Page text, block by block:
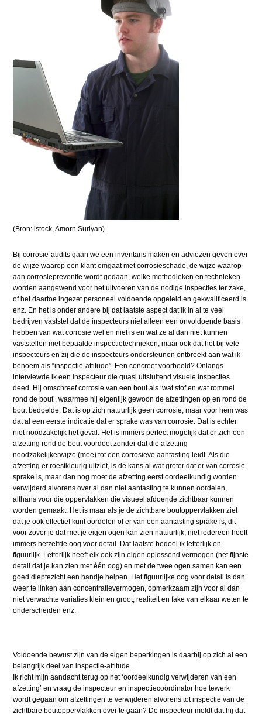
(Bron: istock, Amorn Suriyan)
Bij corrosie-audits gaan we een inventaris maken en adviezen geven over
de wijze waarop een klant omgaat met corrosieschade, de wijze waarop
aan corrosiepreventie wordt gedaan, welke methodieken en technieken
worden aangewend voor het uitvoeren van de nodige inspecties ter zake,
of het daartoe ingezet personeel voldoende opgeleid en gekwalificeerd is
enz. En het is onder andere bij dat laatste aspect dat ik in al te veel
bedrijven vaststel dat de inspecteurs niet alleen een onvoldoende basis
hebben van wat corrosie wel en niet is en wat ze al dan niet kunnen
vaststellen met bepaalde inspectietechnieken, maar ook dat het bij vele
inspecteurs en zij die de inspecteurs ondersteunen ontbreekt aan wat ik
benoem als “inspectie-attitude”. Een concreet voorbeeld? Onlangs
interviewde ik een inspecteur die quasi uitsluitend visuele inspecties
deed. Hij omschreef corrosie van een bout als ‘wat stof en wat rommel
rond de bout’, waarmee hij eigenlijk gewoon de afzettingen op en rond de
bout bedoelde. Dat is op zich natuurlijk geen corrosie, maar voor hem was
dat al een eerste indicatie dat er sprake was van corrosie. Dat is echter
niet noodzakelijk het geval. Het is immers perfect mogelijk dat er zich een
afzetting rond de bout voordoet zonder dat die afzetting
noodzakelijkerwijze (mee) tot een corrosieve aantasting leidt. Als die
afzetting er roestkleurig uitziet, is de kans al wat groter dat er van corrosie
sprake is, maar dan nog moet de afzetting eerst oordeelkundig worden
verwijderd alvorens over al dan niet aantasting te kunnen oordelen,
althans voor die oppervlakken die visueel afdoende zichtbaar kunnen
worden gemaakt. Het is maar als je de zichtbare boutoppervlakken ziet
dat je ook effectief kunt oordelen of er van een aantasting sprake is, dit
voor zover je dat met je eigen ogen kan zien natuurlijk; niet iedereen heeft
immers hetzelfde oog voor detail. Dat laatste bedoel ik letterlijk en
figuurlijk. Letterlijk heeft elk ook zijn eigen oplossend vermogen (het fijnste
detail dat je kan zien met één oog) en met de twee ogen samen kan een
goed dieptezicht een handje helpen. Het figuurlijke oog voor detail is dan
weer te linken aan concentratievermogen, opmerkzaam zijn voor al dan
niet verwachte variaties klein en groot, realiteit en fake van elkaar weten te
onderscheiden enz.
Voldoende bewust zijn van de eigen beperkingen is daarbij op zich al een
belangrijk deel van inspectie-attitude.
Ik richt mijn aandacht terug op het ‘oordeelkundig verwijderen van een
afzetting’ en vraag de inspecteur en inspectiecoördinator hoe tewerk
wordt gegaan om afzettingen te verwijderen alvorens tot inspectie van de
zichtbare boutoppervlakken over te gaan? De inspecteur meldt dat hij dat